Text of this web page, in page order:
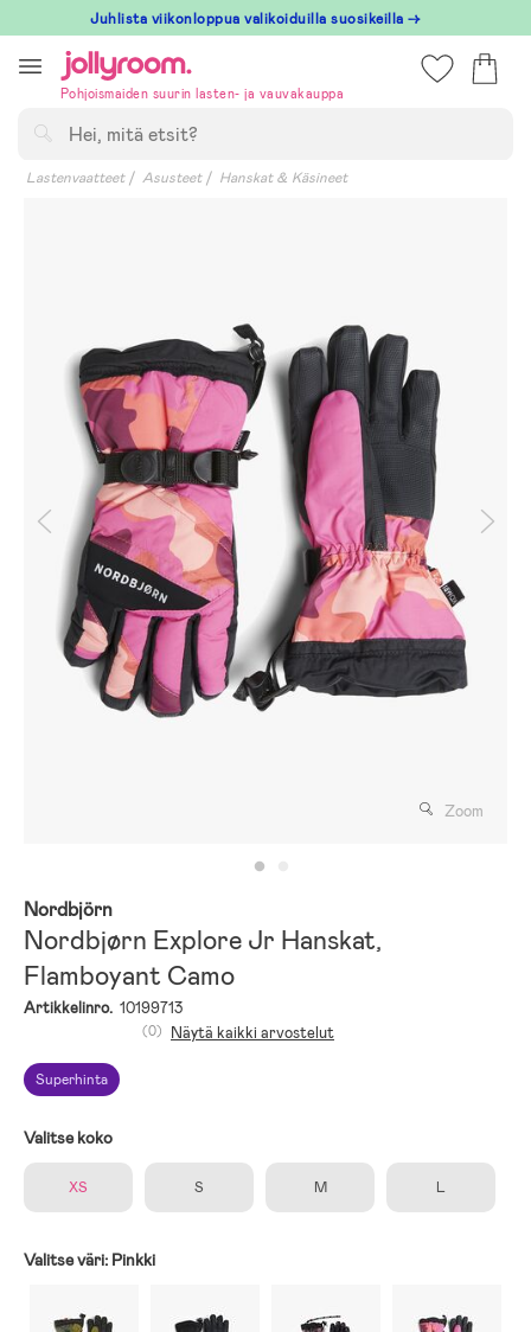
till
innehållet
Juhlista viikonloppua valikoiduilla suosikeilla →
Pohjoismaiden suurin lasten- ja vauvakauppa
Lastenvaatteet Asusteet Hanskat & Käsineet
Zoom
Nordbjörn
Nordbjørn Explore Jr Hanskat,
Flamboyant Camo
Artikkelinro. 10199713
Superhinta
(0) Näytä kaikki arvostelut
Valitse koko
XS S M L
Valitse väri: Pinkki